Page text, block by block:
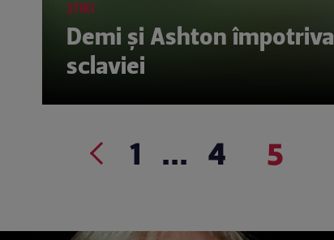
ȘTIRI
Demi şi Ashton împotriva
sclaviei
1 ... 4 5